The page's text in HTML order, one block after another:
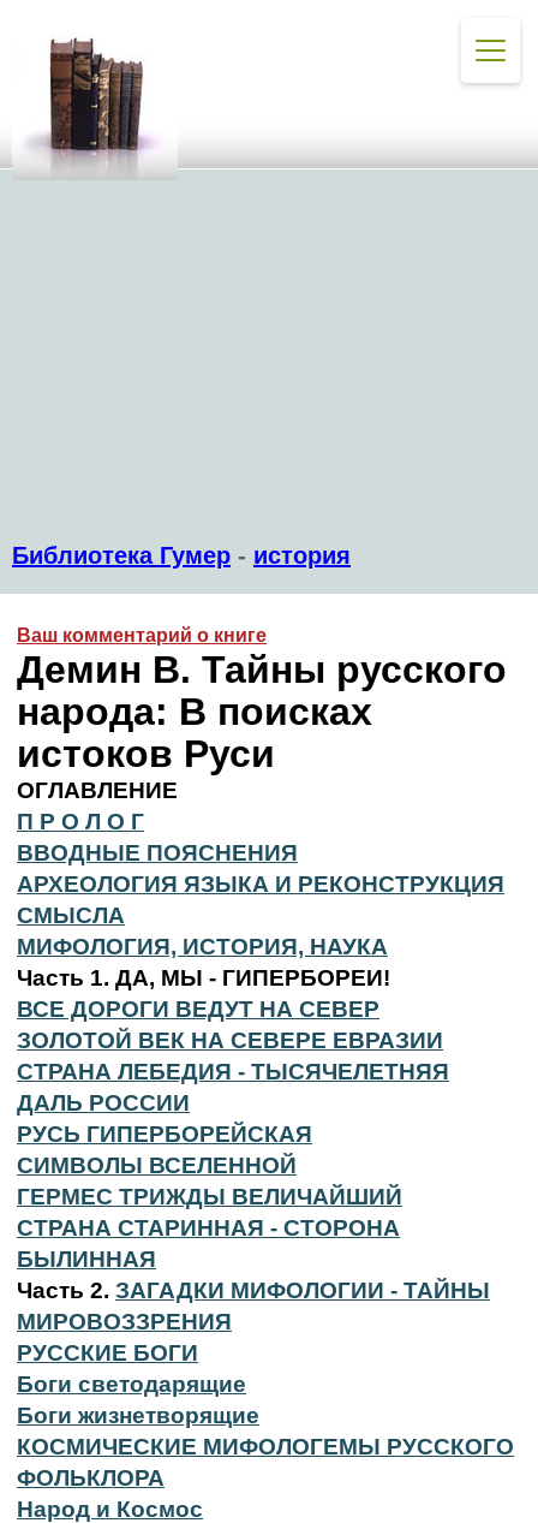
Библиотека Гумер - история
Ваш комментарий о книге
Демин В. Тайны русского
народа: В поисках
истоков Руси
ОГЛАВЛЕНИЕ
П Р О Л О Г
ВВОДНЫЕ ПОЯСНЕНИЯ
АРХЕОЛОГИЯ ЯЗЫКА И РЕКОНСТРУКЦИЯ
СМЫСЛА
МИФОЛОГИЯ, ИСТОРИЯ, НАУКА
Часть 1. ДА, МЫ - ГИПЕРБОРЕИ!
ВСЕ ДОРОГИ ВЕДУТ НА СЕВЕР
ЗОЛОТОЙ ВЕК НА СЕВЕРЕ ЕВРАЗИИ
СТРАНА ЛЕБЕДИЯ - ТЫСЯЧЕЛЕТНЯЯ
ДАЛЬ РОССИИ
РУСЬ ГИПЕРБОРЕЙСКАЯ
СИМВОЛЫ ВСЕЛЕННОЙ
ГЕРМЕС ТРИЖДЫ ВЕЛИЧАЙШИЙ
СТРАНА СТАРИННАЯ - СТОРОНА
БЫЛИННАЯ
Часть 2. ЗАГАДКИ МИФОЛОГИИ - ТАЙНЫ
МИРОВОЗЗРЕНИЯ
РУССКИЕ БОГИ
Боги светодарящие
Боги жизнетворящие
КОСМИЧЕСКИЕ МИФОЛОГЕМЫ РУССКОГО
ФОЛЬКЛОРА
Народ и Космос